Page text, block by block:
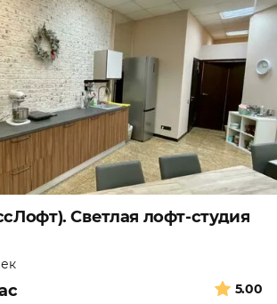
Светлая лофт-студия
5.00